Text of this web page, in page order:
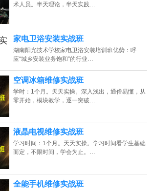
术人员。半天理论，半天实践…
家电卫浴安装实战班
湖南阳光技术学校家电卫浴安装培训班优势：呼
应“城乡安装业务饱和”的行业…
空调冰箱维修实战班
学时：1个月。天天实操。深入浅出，通俗易懂，从
零开始，模块教学，逐一突破…
液晶电视维修实战班
学习时间：1个月。天天实操。学习时间看学生基础
而定，不限时间，学会为止。…
全能手机维修实战班